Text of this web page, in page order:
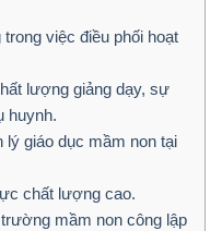
việc điều phối hoạt
lượng giảng dạy, sự
huynh.
lý giáo dục mầm non tại
chất lượng cao.
mầm non công lập